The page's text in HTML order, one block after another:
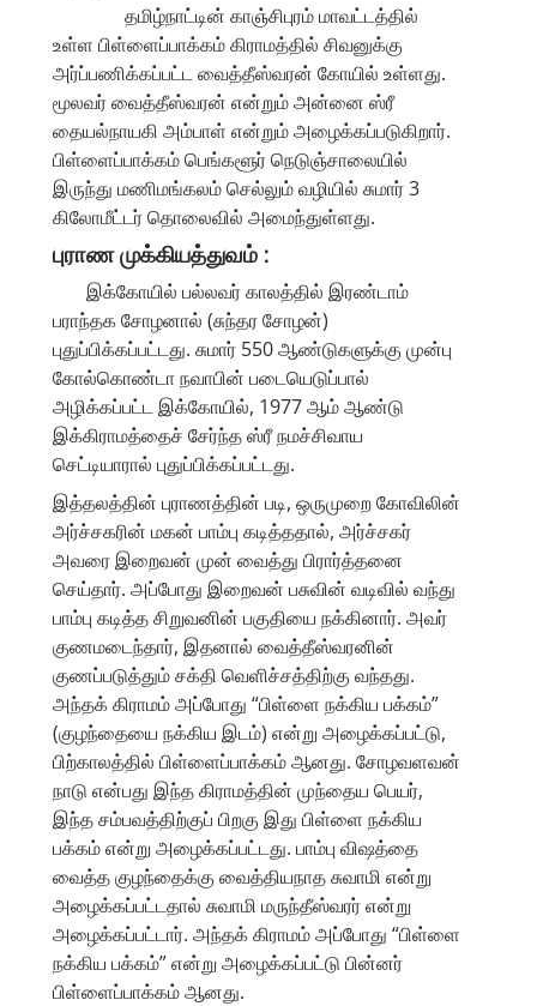
தமிழ்நாட்டின் காஞ்சிபுரம் மாவட்டத்தில்
உள்ள பிள்ளைப்பாக்கம் கிராமத்தில் சிவனுக்கு
அர்ப்பணிக்கப்பட்ட வைத்தீஸ்வரன் கோயில் உள்ளது.
மூலவர் வைத்தீஸ்வரன் என்றும் அன்னை ஸ்ரீ
தையல்நாயகி அம்பாள் என்றும் அழைக்கப்படுகிறார்.
பிள்ளைப்பாக்கம் பெங்களூர் நெடுஞ்சாலையில்
இருந்து மணிமங்கலம் செல்லும் வழியில் சுமார் 3
கிலோமீட்டர் தொலைவில் அமைந்துள்ளது.
புராண முக்கியத்துவம் :
இக்கோயில் பல்லவர் காலத்தில் இரண்டாம்
பராந்தக சோழனால் (சுந்தர சோழன்)
புதுப்பிக்கப்பட்டது. சுமார் 550 ஆண்டுகளுக்கு முன்பு
கோல்கொண்டா நவாபின் படையெடுப்பால்
அழிக்கப்பட்ட இக்கோயில், 1977 ஆம் ஆண்டு
இக்கிராமத்தைச் சேர்ந்த ஸ்ரீ நமச்சிவாய
செட்டியாரால் புதுப்பிக்கப்பட்டது.
இத்தலத்தின் புராணத்தின் படி, ஒருமுறை கோவிலின்
அர்ச்சகரின் மகன் பாம்பு கடித்ததால், அர்ச்சகர்
அவரை இறைவன் முன் வைத்து பிரார்த்தனை
செய்தார். அப்போது இறைவன் பசுவின் வடிவில் வந்து
பாம்பு கடித்த சிறுவனின் பகுதியை நக்கினார். அவர்
குணமடைந்தார், இதனால் வைத்தீஸ்வரனின்
குணப்படுத்தும் சக்தி வெளிச்சத்திற்கு வந்தது.
அந்தக் கிராமம் அப்போது “பிள்ளை நக்கிய பக்கம்”
(குழந்தையை நக்கிய இடம்) என்று அழைக்கப்பட்டு,
பிற்காலத்தில் பிள்ளைப்பாக்கம் ஆனது. சோழவளவன்
நாடு என்பது இந்த கிராமத்தின் முந்தைய பெயர்,
இந்த சம்பவத்திற்குப் பிறகு இது பிள்ளை நக்கிய
பக்கம் என்று அழைக்கப்பட்டது. பாம்பு விஷத்தை
வைத்த குழந்தைக்கு வைத்தியநாத சுவாமி என்று
அழைக்கப்பட்டதால் சுவாமி மருந்தீஸ்வரர் என்று
அழைக்கப்பட்டார். அந்தக் கிராமம் அப்போது “பிள்ளை
நக்கிய பக்கம்” என்று அழைக்கப்பட்டு பின்னர்
பிள்ளைப்பாக்கம் ஆனது.